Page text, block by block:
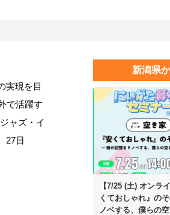
実現を目
で活躍す
ャズ・イ
27日
新潟県
【7/25 (土) オンラ
くておしゃれ』のそ
ノベする、 僕らの